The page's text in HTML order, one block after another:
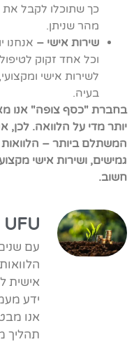
כך שתוכלו לקבל
מהר שניתן.
שירות אישי – אנחנו
וכל אחד זקוק
לשירות אישי
בעיה.
בחברת "כסף צופה" אנו
יותר מדי על הלוואה. לכן,
המשתלם ביותר – הלוואות
גמישים, ושירות אישי
חשוב.
UFU הלוואות
אישית
ידע
אנו
תהליך